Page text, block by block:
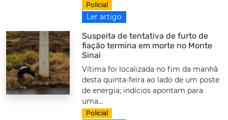
Policial
Ler artigo
Suspeita de tentativa de furto de
fiação termina em morte no Monte
Sinai
Vítima foi localizada no fim da manhã
desta quinta-feira ao lado de um poste
de energia; indícios apontam para
uma...
Policial